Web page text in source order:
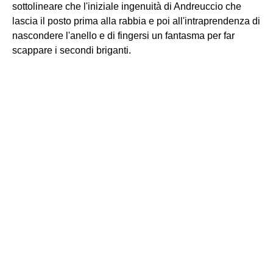
sottolineare che l'iniziale ingenuità di Andreuccio che
lascia il posto prima alla rabbia e poi all'intraprendenza di
nascondere l'anello e di fingersi un fantasma per far
scappare i secondi briganti.